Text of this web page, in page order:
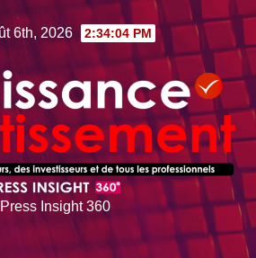
6th, 2026 2:34:05 PM
Press Insight 360